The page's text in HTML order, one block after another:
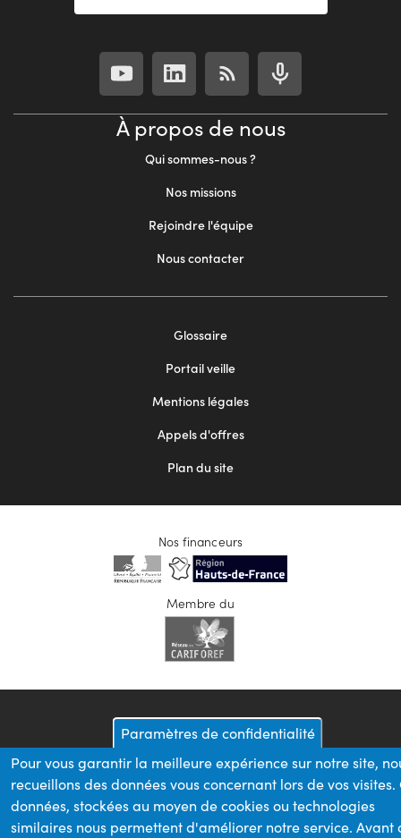
À propos de nous
Qui sommes-nous ?
Nos missions
Rejoindre l'équipe
Nous contacter
Glossaire
Portail veille
Mentions légales
Appels d'offres
Plan du site
Nos financeurs
Membre du
Paramètres de confidentialité
Pour vous garantir la meilleure expérience sur notre site,
recueillons des données vous concernant lors de vos visites.
données, stockées au moyen de cookies ou technologies
similaires nous permettent d'améliorer notre service. Avant